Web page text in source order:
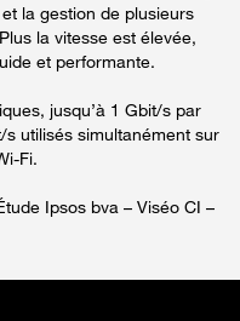
la gestion de plusieurs
la vitesse est élevée,
et performante.
jusqu’à 1 Gbit/s par
utilisés simultanément sur
Fi.
Ipsos bva – Viséo CI –